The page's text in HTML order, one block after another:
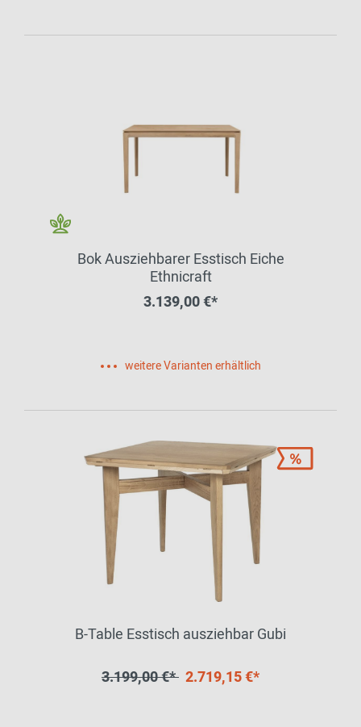
Bok Ausziehbarer Esstisch Eiche
Ethnicraft
3.139,00 €*
weitere Varianten erhältlich
B-Table Esstisch ausziehbar Gubi
3.199,00 €* 2.719,15 €*